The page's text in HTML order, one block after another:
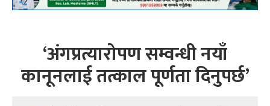
‘अंगप्रत्यारोपण सम्वन्धी नयाँ
कानूनलाई तत्काल पूर्णता दिनुपर्छ’